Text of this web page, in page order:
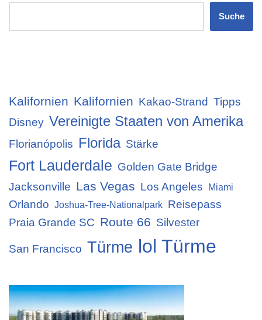
Suche
Kalifornien Kalifornien Kakao-Strand Tipps
Disney Vereinigte Staaten von Amerika
Florianópolis Florida Stärke
Fort Lauderdale Golden Gate Bridge
Jacksonville Las Vegas Los Angeles Miami
Orlando Joshua-Tree-Nationalpark Reisepass
Praia Grande SC Route 66 Silvester
San Francisco Türme lol Türme